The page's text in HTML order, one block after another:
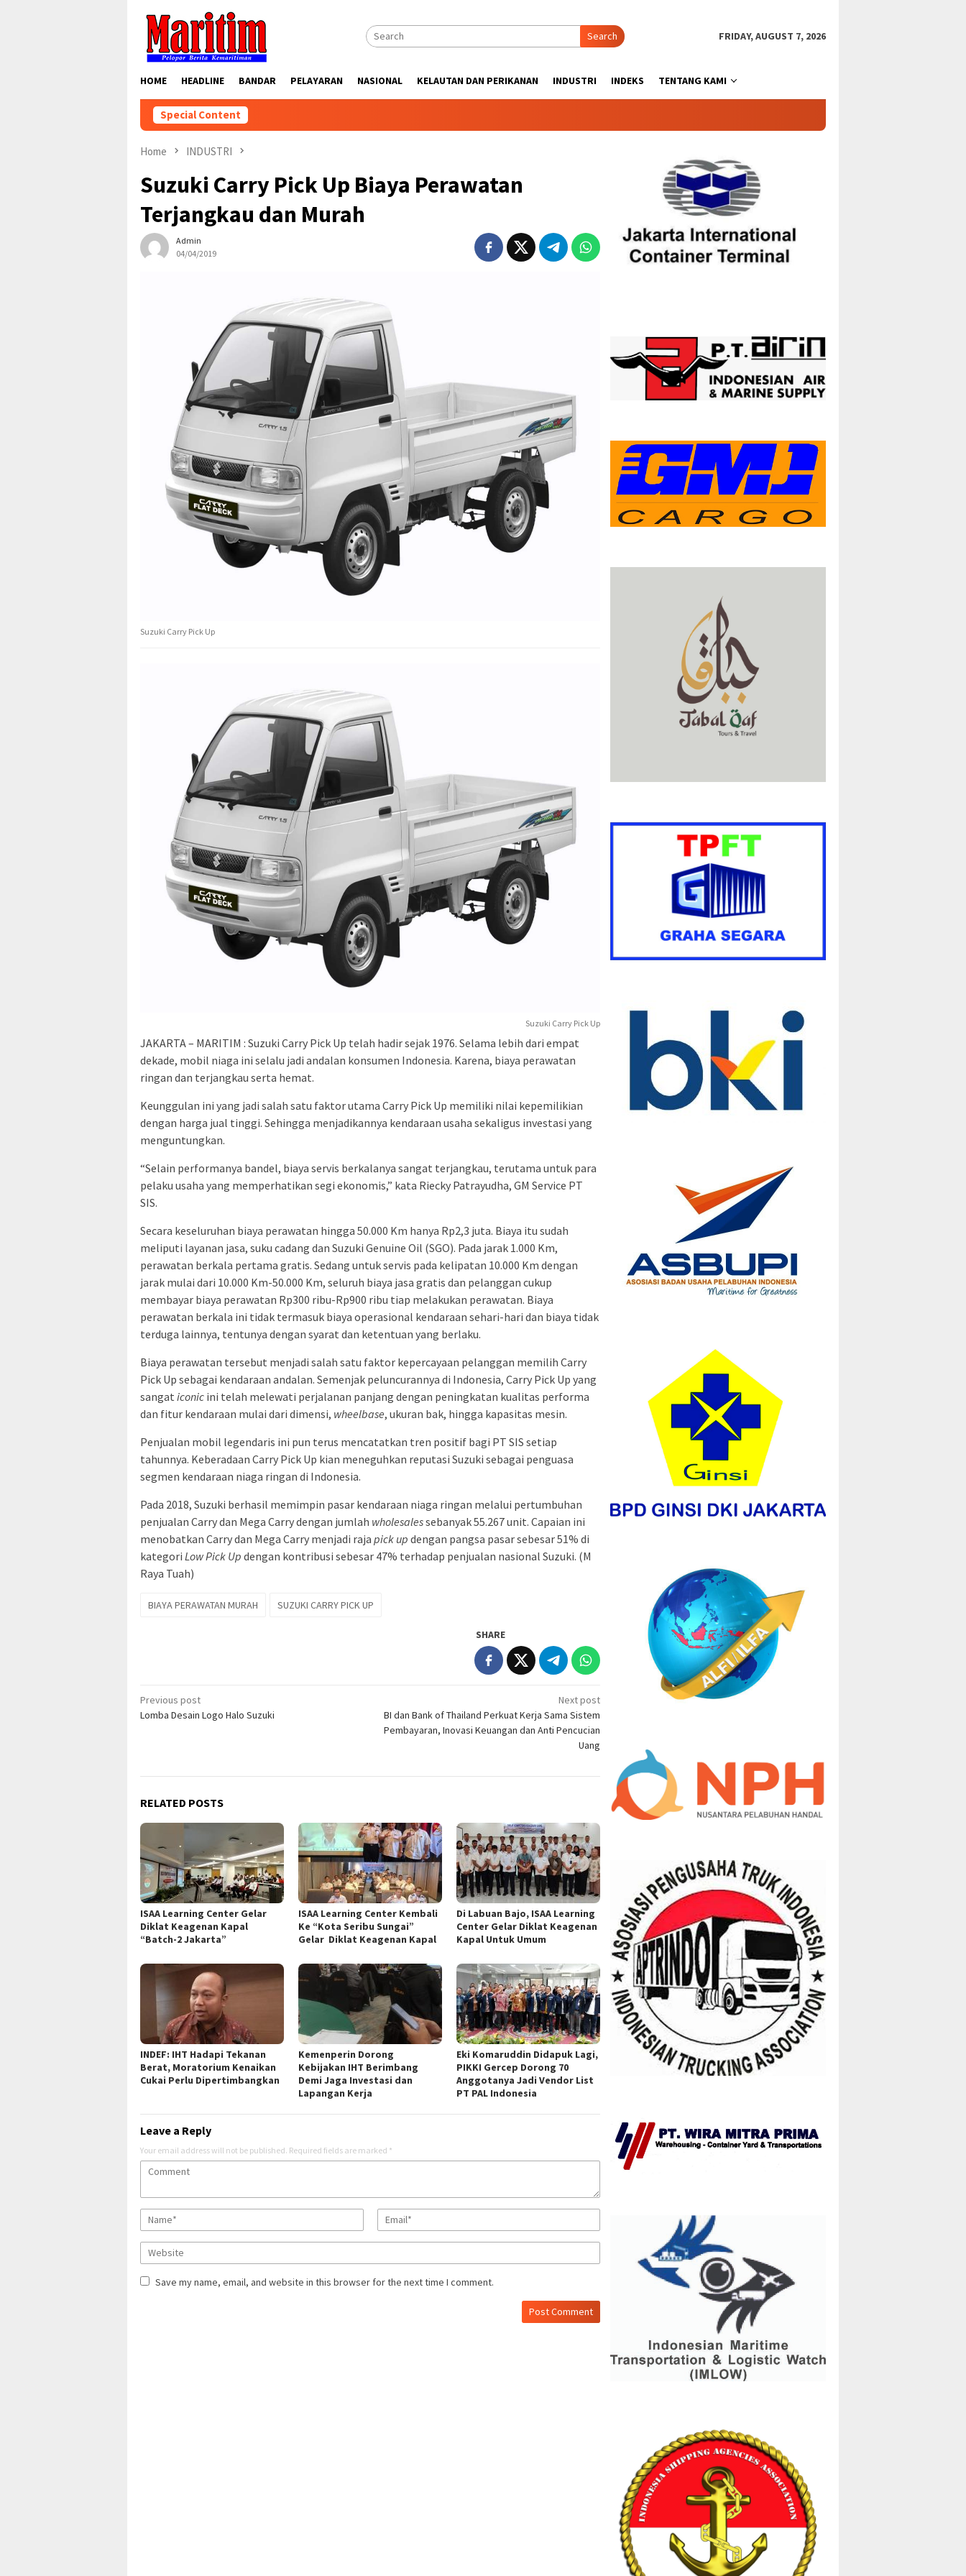
content
Search FRIDAY, AUGUST 7, 2026
HOME HEADLINE BANDAR PELAYARAN NASIONAL KELAUTAN DAN PERIKANAN INDUSTRI INDEKS TENTANG KAMI
Special Content
Home INDUSTRI
Suzuki Carry Pick Up Biaya Perawatan
Terjangkau dan Murah
Admin
04/04/2019
Suzuki Carry Pick Up
Suzuki Carry Pick Up
JAKARTA – MARITIM : Suzuki Carry Pick Up telah hadir sejak 1976. Selama lebih dari empat
dekade, mobil niaga ini selalu jadi andalan konsumen Indonesia. Karena, biaya perawatan
ringan dan terjangkau serta hemat.
Keunggulan ini yang jadi salah satu faktor utama Carry Pick Up memiliki nilai kepemilikian
dengan harga jual tinggi. Sehingga menjadikannya kendaraan usaha sekaligus investasi yang
menguntungkan.
“Selain performanya bandel, biaya servis berkalanya sangat terjangkau, terutama untuk para
pelaku usaha yang memperhatikan segi ekonomis,” kata Riecky Patrayudha, GM Service PT
SIS.
Secara keseluruhan biaya perawatan hingga 50.000 Km hanya Rp2,3 juta. Biaya itu sudah
meliputi layanan jasa, suku cadang dan Suzuki Genuine Oil (SGO). Pada jarak 1.000 Km,
perawatan berkala pertama gratis. Sedang untuk servis pada kelipatan 10.000 Km dengan
jarak mulai dari 10.000 Km-50.000 Km, seluruh biaya jasa gratis dan pelanggan cukup
membayar biaya perawatan Rp300 ribu-Rp900 ribu tiap melakukan perawatan. Biaya
perawatan berkala ini tidak termasuk biaya operasional kendaraan sehari-hari dan biaya tidak
terduga lainnya, tentunya dengan syarat dan ketentuan yang berlaku.
Biaya perawatan tersebut menjadi salah satu faktor kepercayaan pelanggan memilih Carry
Pick Up sebagai kendaraan andalan. Semenjak peluncurannya di Indonesia, Carry Pick Up yang
sangat iconic ini telah melewati perjalanan panjang dengan peningkatan kualitas performa
dan fitur kendaraan mulai dari dimensi, wheelbase, ukuran bak, hingga kapasitas mesin.
Penjualan mobil legendaris ini pun terus mencatatkan tren positif bagi PT SIS setiap
tahunnya. Keberadaan Carry Pick Up kian meneguhkan reputasi Suzuki sebagai penguasa
segmen kendaraan niaga ringan di Indonesia.
Pada 2018, Suzuki berhasil memimpin pasar kendaraan niaga ringan melalui pertumbuhan
penjualan Carry dan Mega Carry dengan jumlah wholesalessebanyak 55.267 unit. Capaian ini
menobatkan Carry dan Mega Carry menjadi raja pick up dengan pangsa pasar sebesar 51% di
kategori Low Pick Up dengan kontribusi sebesar 47% terhadap penjualan nasional Suzuki. (M
Raya Tuah)
BIAYA PERAWATAN MURAH SUZUKI CARRY PICK UP
SHARE
Post
navigation
Previous post
Lomba Desain Logo Halo Suzuki
Next post
BI dan Bank of Thailand Perkuat Kerja Sama Sistem
Pembayaran, Inovasi Keuangan dan Anti Pencucian
Uang
RELATED POSTS
ISAA Learning Center Gelar
Diklat Keagenan Kapal
“Batch-2 Jakarta”
ISAA Learning Center Kembali
Ke “Kota Seribu Sungai”
Gelar Diklat Keagenan Kapal
Di Labuan Bajo, ISAA Learning
Center Gelar Diklat Keagenan
Kapal Untuk Umum
INDEF: IHT Hadapi Tekanan
Berat, Moratorium Kenaikan
Cukai Perlu Dipertimbangkan
Kemenperin Dorong
Kebijakan IHT Berimbang
Demi Jaga Investasi dan
Lapangan Kerja
Eki Komaruddin Didapuk Lagi,
PIKKI Gercep Dorong 70
Anggotanya Jadi Vendor List
PT PAL Indonesia
Leave a Reply
Your email address will not be published. Required fields are marked *
Save my name, email, and website in this browser for the next time I comment.